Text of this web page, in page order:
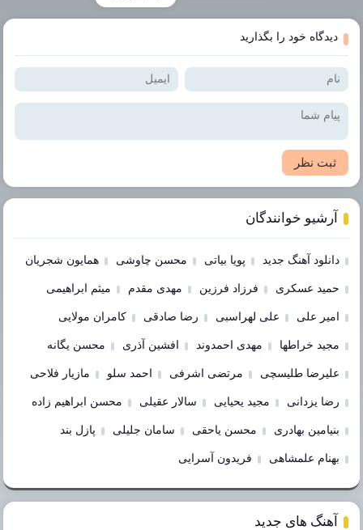
دیدگاه خود را بگذارید
ثبت نظر
آرشیو خوانندگان
دانلود آهنگ جدید پویا بیاتی محسن چاوشی همایون شجریان
حمید عسکری فرزاد فرزین مهدی مقدم میثم ابراهیمی
امیر علی علی لهراسبی رضا صادقی کامران مولایی
مجید خراطها مهدی احمدوند افشین آذری محسن یگانه
علیرضا طلیسچی مرتضی اشرفی احمد سلو مازیار فلاحی
رضا یزدانی مجید یحیایی سالار عقیلی محسن ابراهیم زاده
بنیامین بهادری محسن یاحقی سامان جلیلی پازل بند
بهنام علمشاهی فریدون آسرایی
آهنگ های جدید